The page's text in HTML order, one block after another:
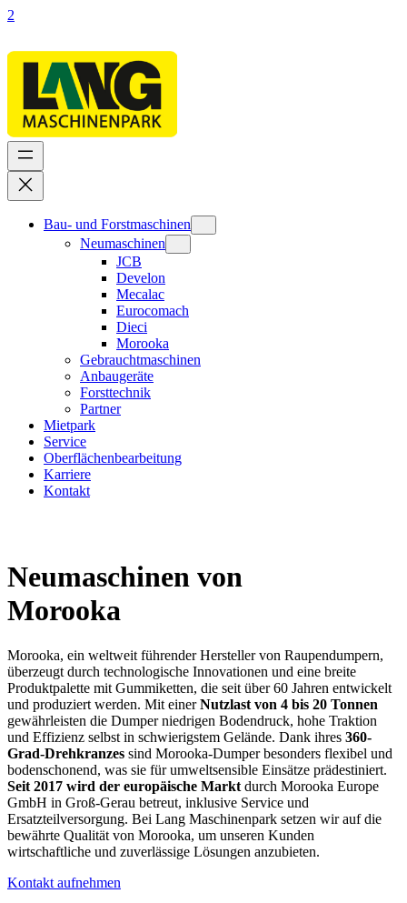
2
Bau- und Forstmaschinen
Neumaschinen
JCB
Develon
Mecalac
Eurocomach
Dieci
Morooka
Gebrauchtmaschinen
Anbaugeräte
Forsttechnik
Partner
Mietpark
Service
Oberflächenbearbeitung
Karriere
Kontakt
Neumaschinen von
Morooka
Morooka, ein weltweit führender Hersteller von Raupendumpern,
überzeugt durch technologische Innovationen und eine breite
Produktpalette mit Gummiketten, die seit über 60 Jahren entwickelt
und produziert werden. Mit einerNutzlast von 4 bis 20 Tonnen
gewährleisten die Dumper niedrigen Bodendruck, hohe Traktion
und Effizienz selbst in schwierigstem Gelände. Dank ihres 360-
Grad-Drehkranzes sind Morooka-Dumper besonders flexibel und
bodenschonend, was sie für umweltsensible Einsätze prädestiniert.
Seit 2017 wird der europäische Markt durch Morooka Europe
GmbH in Groß-Gerau betreut, inklusive Service und
Ersatzteilversorgung. Bei Lang Maschinenpark setzen wir auf die
bewährte Qualität von Morooka, um unseren Kunden
wirtschaftliche und zuverlässige Lösungen anzubieten.
Kontakt aufnehmen